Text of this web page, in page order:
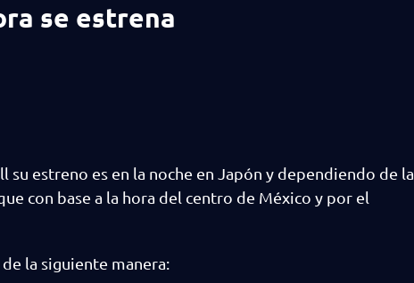
se estrena
estreno es en la noche en Japón y dependiendo de la
con base a la hora del centro de México y por el
la siguiente manera: